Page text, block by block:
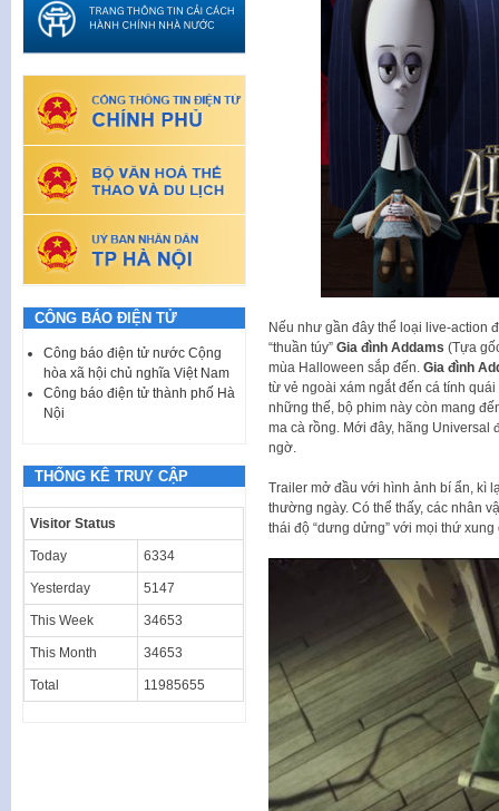
Nếu như gần đây thể loại live-action
“thuần túy” Gia đình Addams (Tựa
mùa Halloween sắp đến. Gia đình
từ vẻ ngoài xám ngắt đến cá tính
những thế, bộ phim này còn mang
ma cà rồng. Mới đây, hãng Universal
ngờ.
Trailer mở đầu với hình ảnh bí ẩn, kì
thường ngày. Có thể thấy, các nhân
thái độ “dưng dửng” với mọi thứ xung
CÔNG BÁO ĐIỆN TỬ
Công báo điện tử nước Cộng
hòa xã hội chủ nghĩa Việt Nam
Công báo điện tử thành phố Hà
Nội
THỐNG KÊ TRUY CẬP
Visitor Status
Today 6334
Yesterday 5147
This Week 34653
This Month 34653
Total 11985655